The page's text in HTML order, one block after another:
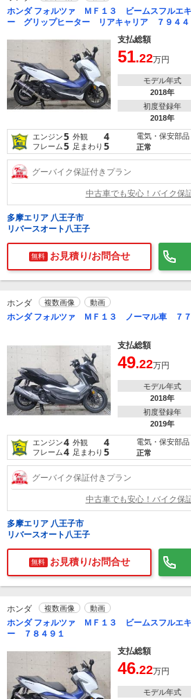
ホンダ フォルツァ ＭＦ１３ ビームスフルエ
ー グリップヒーター リアキャリア ７９４４
支払総額
51.22万円
モデル年式
2018年
初度登録年
2018年
エンジン5 外観 4
フレーム5 足まわり 5
電気・保安部品
正常
グーバイク保証付きプラン
中古車でも安心！バイク保
多摩エリア 八王子市
リバースオート八王子
無料 お見積り/お問合せ
ホンダ 複数画像 動画
ホンダ フォルツァ ＭＦ１３ ノーマル車 ７７
支払総額
49.22万円
モデル年式
2018年
初度登録年
2019年
エンジン4 外観 4
フレーム4 足まわり 5
電気・保安部品
正常
グーバイク保証付きプラン
中古車でも安心！バイク保
多摩エリア 八王子市
リバースオート八王子
無料 お見積り/お問合せ
ホンダ 複数画像 動画
ホンダ フォルツァ ＭＦ１３ ビームスフルエ
ー ７８４９１
支払総額
46.22万円
モデル年式